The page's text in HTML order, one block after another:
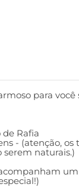
para
de Rafia
- (atenção,
naturais.)